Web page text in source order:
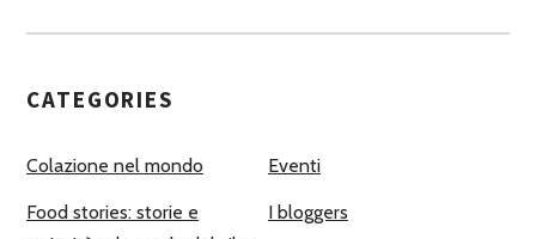
CATEGORIES
Colazione nel mondo Eventi
Food stories: storie e
I bloggers